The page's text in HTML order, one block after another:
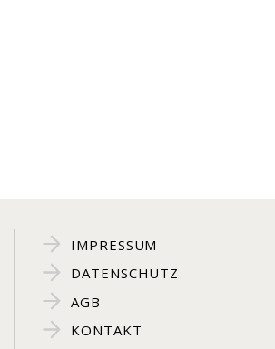
IMPRESSUM
DATENSCHUTZ
AGB
KONTAKT